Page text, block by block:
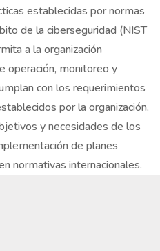
establecidas por normas
de la ciberseguridad (NIST
a la organización
operación, monitoreo y
con los requerimientos
por la organización.
y necesidades de los
de planes
normativas internacionales.